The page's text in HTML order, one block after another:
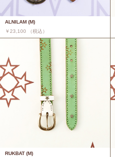
ALNILAM (M)
￥23,100 （税込）
RUKBAT (M)